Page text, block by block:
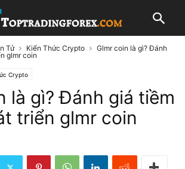
Tử Kiến Thức Crypto
Glmr coin là gì? Đánh
glmr coin
Crypto
là gì? Đánh giá tiềm
triển glmr coin